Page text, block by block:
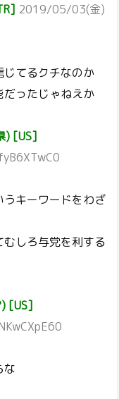
2019/05/03(金)
じてるクチなのか
ったじゃねえか
) [US]
キーワードをわざ
しろ与党を利する
[US]
な